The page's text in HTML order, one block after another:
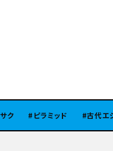
ピラミッド 古代エジプ